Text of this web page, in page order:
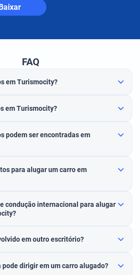
FAQ
em Turismocity?
em Turismocity?
podem ser encontradas em
para alugar um carro em
condução internacional para alugar
em outro escritório?
pode dirigir em um carro alugado?